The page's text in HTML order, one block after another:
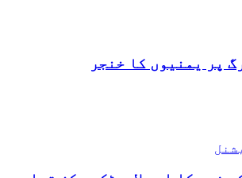
پر یمنیوں کا خنجر